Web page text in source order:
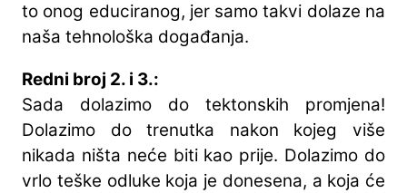
to onog educiranog, jer samo takvi dolaze na
naša tehnološka događanja.
Redni broj 2. i 3.:
Sada dolazimo do tektonskih promjena!
Dolazimo do trenutka nakon kojeg više
nikada ništa neće biti kao prije. Dolazimo do
vrlo teške odluke koja je donesena, a koja će